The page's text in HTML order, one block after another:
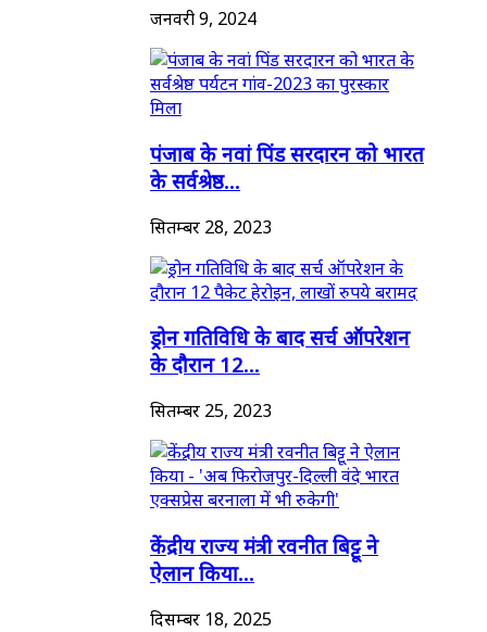
जनवरी 9, 2024
पंजाब के नवां पिंड सरदारन को भारत
के सर्वश्रेष्ठ...
सितम्बर 28, 2023
ड्रोन गतिविधि के बाद सर्च ऑपरेशन
के दौरान 12...
सितम्बर 25, 2023
केंद्रीय राज्य मंत्री रवनीत बिट्टू ने
ऐलान किया...
दिसम्बर 18, 2025